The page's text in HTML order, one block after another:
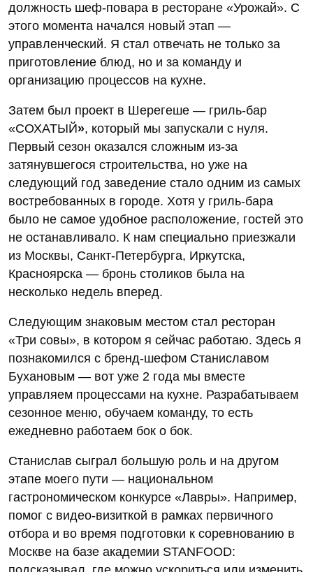
должность шеф-повара в ресторане «Урожай». С
этого момента начался новый этап —
управленческий. Я стал отвечать не только за
приготовление блюд, но и за команду и
организацию процессов на кухне.
Затем был проект в Шерегеше — гриль-бар
«СОХАТЫЙ», который мы запускали с нуля.
Первый сезон оказался сложным из-за
затянувшегося строительства, но уже на
следующий год заведение стало одним из самых
востребованных в городе. Хотя у гриль-бара
было не самое удобное расположение, гостей это
не останавливало. К нам специально приезжали
из Москвы, Санкт-Петербурга, Иркутска,
Красноярска — бронь столиков была на
несколько недель вперед.
Следующим знаковым местом стал ресторан
«Три совы», в котором я сейчас работаю. Здесь я
познакомился с бренд-шефом Станиславом
Бухановым — вот уже 2 года мы вместе
управляем процессами на кухне. Разрабатываем
сезонное меню, обучаем команду, то есть
ежедневно работаем бок о бок.
Станислав сыграл большую роль и на другом
этапе моего пути — национальном
гастрономическом конкурсе «Лавры». Например,
помог с видео-визиткой в рамках первичного
отбора и во время подготовки к соревнованию в
Москве на базе академии STANFOOD: